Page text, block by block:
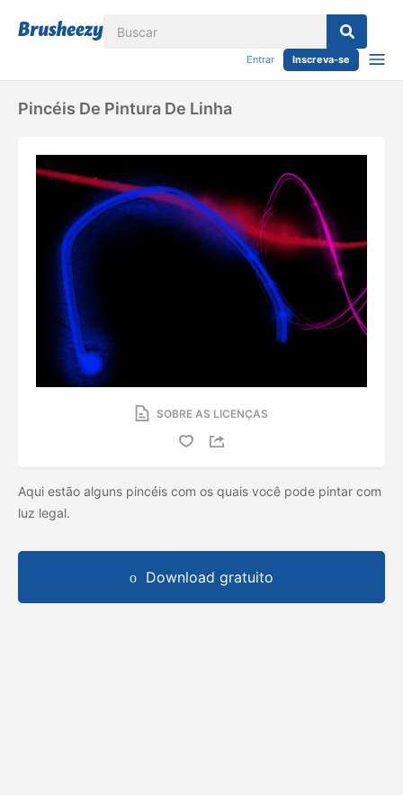
Entrar Inscreva-se
Pincéis De Pintura De Linha
SOBRE AS LICENÇAS
Aqui estão alguns pincéis com os quais você pode pintar com
luz legal.
Download gratuito